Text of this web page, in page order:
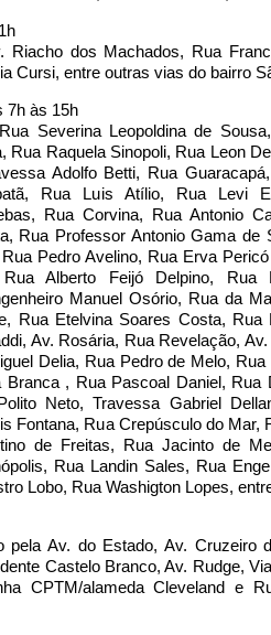
Riacho dos Machados, Rua
Cursi, entre outras vias do bairro
7h às 15h
Severina Leopoldina de
Rua Raquela Sinopoli, Rua Leon
Adolfo Betti, Rua
Rua Luis Atílio, Rua Levi
Rua Corvina, Rua Antonio
Rua Professor Antonio Gama de
Pedro Avelino, Rua Erva
Alberto Feijó Delpino, Rua
Manuel Osório, Rua da
Rua Etelvina Soares Costa, Rua
Av. Rosária, Rua Revelação,
Delia, Rua Pedro de Melo,
, Rua Pascoal Daniel, Rua
Neto, Travessa Gabriel
Fontana, Rua Crepúsculo do Mar,
de Freitas, Rua Jacinto de
Rua Landin Sales, Rua
Lobo, Rua Washigton Lopes,
pela Av. do Estado, Av. Cruzeiro
Castelo Branco, Av. Rudge,
CPTM/alameda Cleveland e